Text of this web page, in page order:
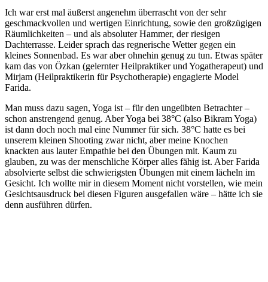
Ich war erst mal äußerst angenehm überrascht von der sehr
geschmackvollen und wertigen Einrichtung, sowie den großzügigen
Räumlichkeiten – und als absoluter Hammer, der riesigen
Dachterrasse. Leider sprach das regnerische Wetter gegen ein
kleines Sonnenbad. Es war aber ohnehin genug zu tun. Etwas später
kam das von Özkan (gelernter Heilpraktiker und Yogatherapeut) und
Mirjam (Heilpraktikerin für Psychotherapie) engagierte Model
Farida.
Man muss dazu sagen, Yoga ist – für den ungeübten Betrachter –
schon anstrengend genug. Aber Yoga bei 38°C (also Bikram Yoga)
ist dann doch noch mal eine Nummer für sich. 38°C hatte es bei
unserem kleinen Shooting zwar nicht, aber meine Knochen
knackten aus lauter Empathie bei den Übungen mit. Kaum zu
glauben, zu was der menschliche Körper alles fähig ist. Aber Farida
absolvierte selbst die schwierigsten Übungen mit einem lächeln im
Gesicht. Ich wollte mir in diesem Moment nicht vorstellen, wie mein
Gesichtsausdruck bei diesen Figuren ausgefallen wäre – hätte ich sie
denn ausführen dürfen.